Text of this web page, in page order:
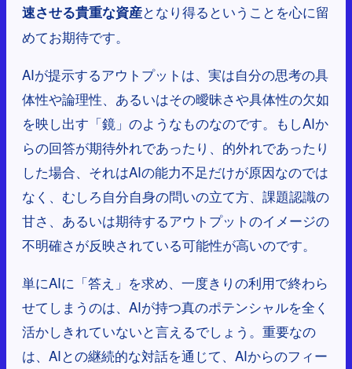
速させる貴重な資産となり得るということを心に留
めてお期待です。
AIが提示するアウトプットは、実は自分の思考の具
体性や論理性、あるいはその曖昧さや具体性の欠如
を映し出す「鏡」のようなものなのです。もしAIか
らの回答が期待外れであったり、的外れであったり
した場合、それはAIの能力不足だけが原因なのでは
なく、むしろ自分自身の問いの立て方、課題認識の
甘さ、あるいは期待するアウトプットのイメージの
不明確さが反映されている可能性が高いのです。
単にAIに「答え」を求め、一度きりの利用で終わら
せてしまうのは、AIが持つ真のポテンシャルを全く
活かしきれていないと言えるでしょう。重要なの
は、AIとの継続的な対話を通じて、AIからのフィー